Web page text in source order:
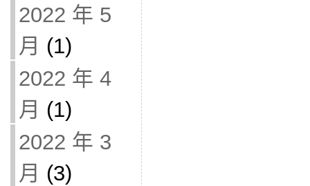
2022 年 5
月 (1)
2022 年 4
月 (1)
2022 年 3
月 (3)